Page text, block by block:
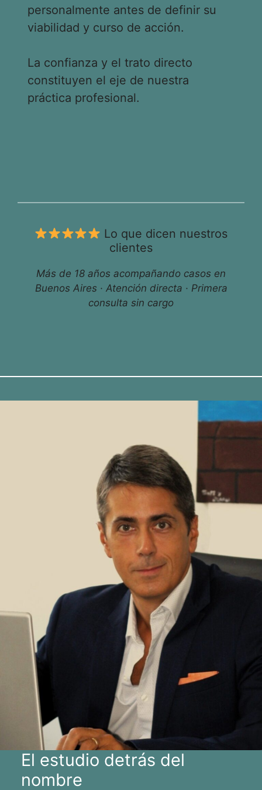
personalmente antes de definir su
viabilidad y curso de acción.
La confianza y el trato directo
constituyen el eje de nuestra
práctica profesional.
Lo que dicen nuestros
clientes
Más de 18 años acompañando casos en
Buenos Aires · Atención directa · Primera
consulta sin cargo
El estudio detrás del
nombre